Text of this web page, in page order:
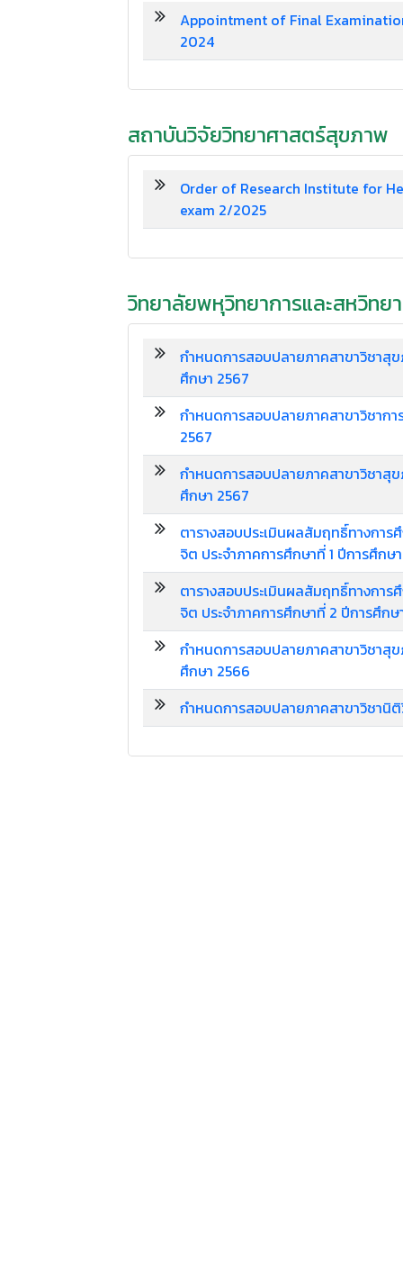
Appointment of Final
2024
สถาบันวิจัยวิทยาศาสตร์สุขภาพ
Order of Research Institute for
exam 2/2025
วิทยาลัยพหุวิทยาการและสหวิทย
กำหนดการสอบปลายภาคสาขาวิชาสุ
ศึกษา 2567
กำหนดการสอบปลายภาคสาขาวิชาก
2567
กำหนดการสอบปลายภาคสาขาวิชาสุ
ศึกษา 2567
ตารางสอบประเมินผลสัมฤทธิ์ทางกา
จิต ประจำภาคการศึกษาที่ 1 ปีการศึกษ
ตารางสอบประเมินผลสัมฤทธิ์ทางกา
จิต ประจำภาคการศึกษาที่ 2 ปีการศึก
กำหนดการสอบปลายภาคสาขาวิชาสุ
ศึกษา 2566
กำหนดการสอบปลายภาคสาขาวิชานิ